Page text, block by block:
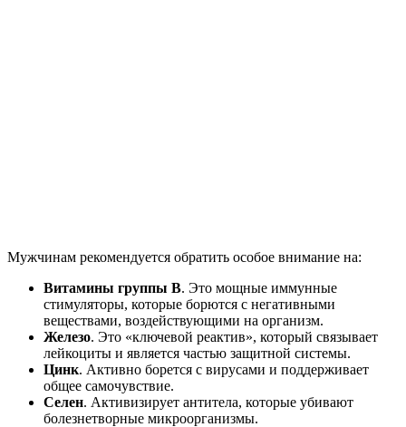
Мужчинам рекомендуется обратить особое внимание на:
Витамины группы В. Это мощные иммунные
стимуляторы, которые борются с негативными
веществами, воздействующими на организм.
Железо. Это «ключевой реактив», который связывает
лейкоциты и является частью защитной системы.
Цинк. Активно борется с вирусами и поддерживает
общее самочувствие.
Селен. Активизирует антитела, которые убивают
болезнетворные микроорганизмы.